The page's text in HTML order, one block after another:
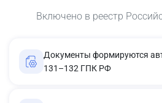
Включено в реестр
Документы формируются
131–132 ГПК РФ